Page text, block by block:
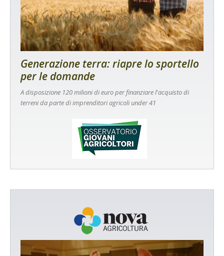
Generazione terra: riapre lo sportello
per le domande
A disposizione 120 milioni di euro per finanziare l'acquisto di
terreni da parte di imprenditori agricoli under 41